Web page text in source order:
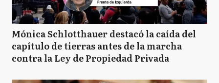
Mónica Schlotthauer destacó la caída del
capítulo de tierras antes de la marcha
contra la Ley de Propiedad Privada